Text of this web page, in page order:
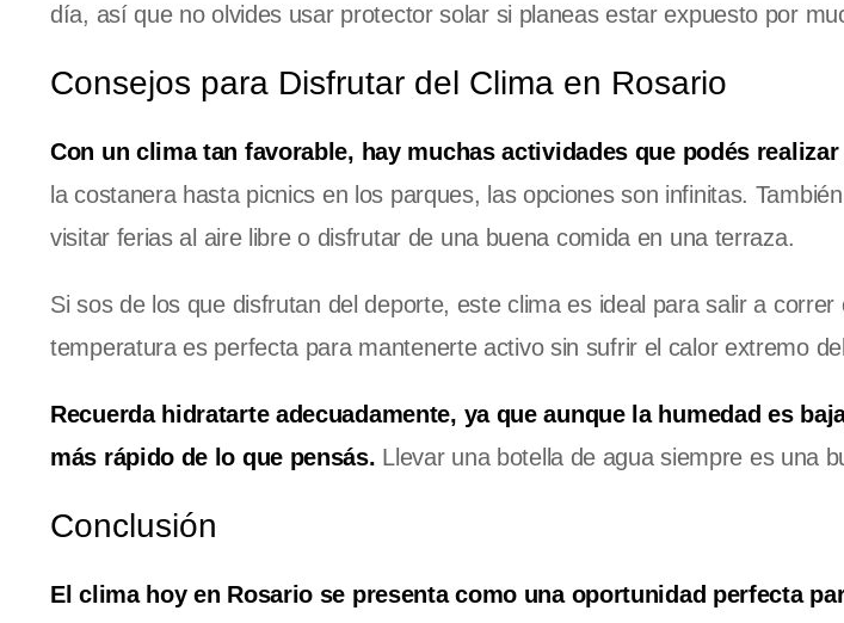
día, así que no olvides usar protector solar si planeas estar expuesto por
Consejos para Disfrutar del Clima en Rosario
Con un clima tan favorable, hay muchas actividades que podés realizar
la costanera hasta picnics en los parques, las opciones son infinitas.
visitar ferias al aire libre o disfrutar de una buena comida en una terraza.
Si sos de los que disfrutan del deporte, este clima es ideal para salir a
temperatura es perfecta para mantenerte activo sin sufrir el calor extremo
Recuerda hidratarte adecuadamente, ya que aunque la humedad es
más rápido de lo que pensás. Llevar una botella de agua siempre es una
Conclusión
El clima hoy en Rosario se presenta como una oportunidad perfecta